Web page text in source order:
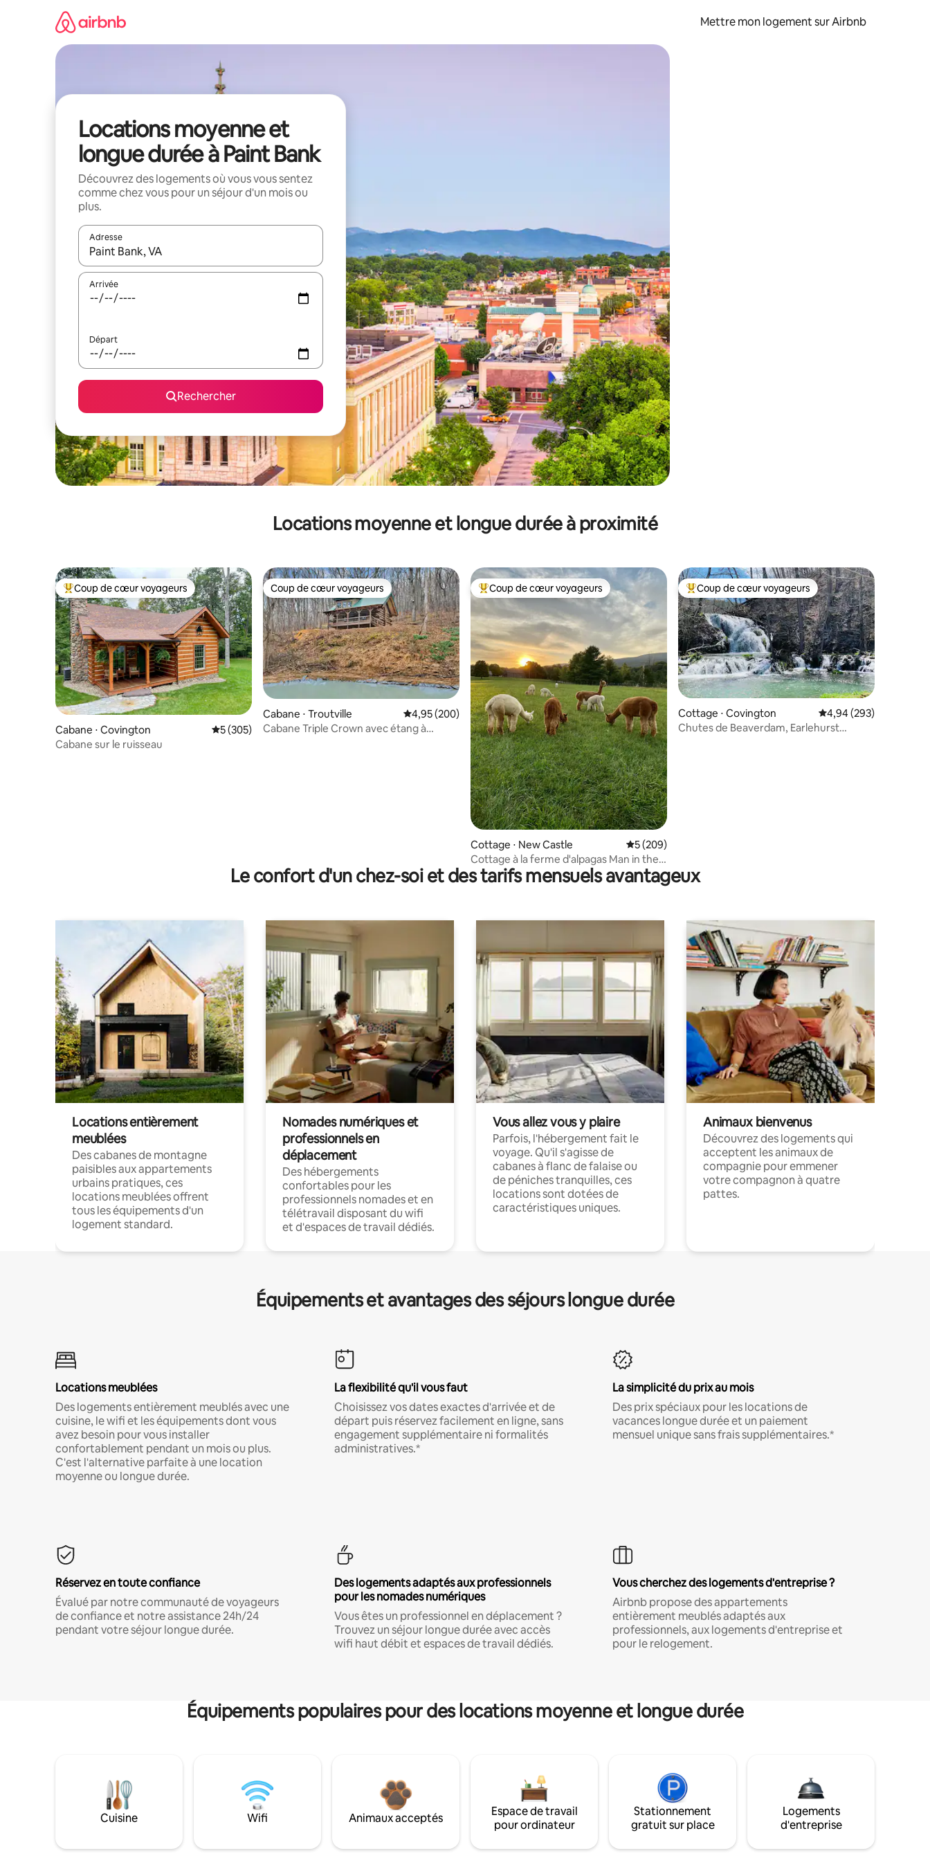
Mettre mon logement sur Airbnb
Locations moyenne et
longue durée à Paint Bank
Découvrez des logements où vous vous sentez
comme chez vous pour un séjour d'un mois ou
plus.
Adresse
Lorsque les résultats s'affichent, utilisez les flèches vers le haut et vers le bas pour les parcourir ou en appuyant et en faisant glisser.
Arrivée
Départ
Rechercher
Locations moyenne et longue durée à proximité
Coups de cœur voyageurs les plus appréciés
Coup de cœur voyageurs
Cabane ⋅ Covington Évaluation moyenne sur la base de 305 commentaires : 5 sur 5
5 (305)
Cabane sur le ruisseau
Coup de cœur voyageurs
Coup de cœur voyageurs
Cabane ⋅ Troutville Évaluation moyenne sur la base de 200 commentaires : 4,95 sur 5
4,95 (200)
Cabane Triple Crown avec étang à
Coups de cœur voyageurs les plus appréciés
Coup de cœur voyageurs
Cottage ⋅ New Castle Évaluation moyenne sur la base de 209 commentaires : 5 sur 5
5 (209)
Cottage à la ferme d'alpagas Man in the
Moon
Coups de cœur voyageurs les plus appréciés
Coup de cœur voyageurs
Cottage ⋅ Covington Évaluation moyenne
4,94 (293)
Chutes de Beaverdam, Earlehurst
Le confort d'un chez-soi et des tarifs mensuels avantageux
Locations entièrement
meublées
Des cabanes de montagne
paisibles aux appartements
urbains pratiques, ces
locations meublées offrent
tous les équipements d'un
logement standard.
Nomades numériques et
professionnels en
déplacement
Des hébergements
confortables pour les
professionnels nomades et en
télétravail disposant du wifi
et d'espaces de travail dédiés.
Vous allez vous y plaire
Parfois, l'hébergement fait le
voyage. Qu'il s'agisse de
cabanes à flanc de falaise ou
de péniches tranquilles, ces
locations sont dotées de
caractéristiques uniques.
Animaux bienvenus
Découvrez des logements qui
acceptent les animaux de
compagnie pour emmener
votre compagnon à quatre
pattes.
Équipements et avantages des séjours longue durée
Locations meublées
Des logements entièrement meublés avec une
cuisine, le wifi et les équipements dont vous
avez besoin pour vous installer
confortablement pendant un mois ou plus.
C'est l'alternative parfaite à une location
moyenne ou longue durée.
La flexibilité qu'il vous faut
Choisissez vos dates exactes d'arrivée et de
départ puis réservez facilement en ligne, sans
engagement supplémentaire ni formalités
administratives.*
La simplicité du prix au mois
Des prix spéciaux pour les locations de
vacances longue durée et un paiement
mensuel unique sans frais supplémentaires.*
Réservez en toute confiance
Évalué par notre communauté de voyageurs
de confiance et notre assistance 24h/24
pendant votre séjour longue durée.
Des logements adaptés aux professionnels
pour les nomades numériques
Vous êtes un professionnel en déplacement ?
Trouvez un séjour longue durée avec accès
wifi haut débit et espaces de travail dédiés.
Vous cherchez des logements d'entreprise ?
Airbnb propose des appartements
entièrement meublés adaptés aux
professionnels, aux logements d'entreprise et
pour le relogement.
Équipements populaires pour des locations moyenne et longue durée
Cuisine Wifi Animaux acceptés
Espace de travail
pour ordinateur
Stationnement
gratuit sur place
Logements
d'entreprise